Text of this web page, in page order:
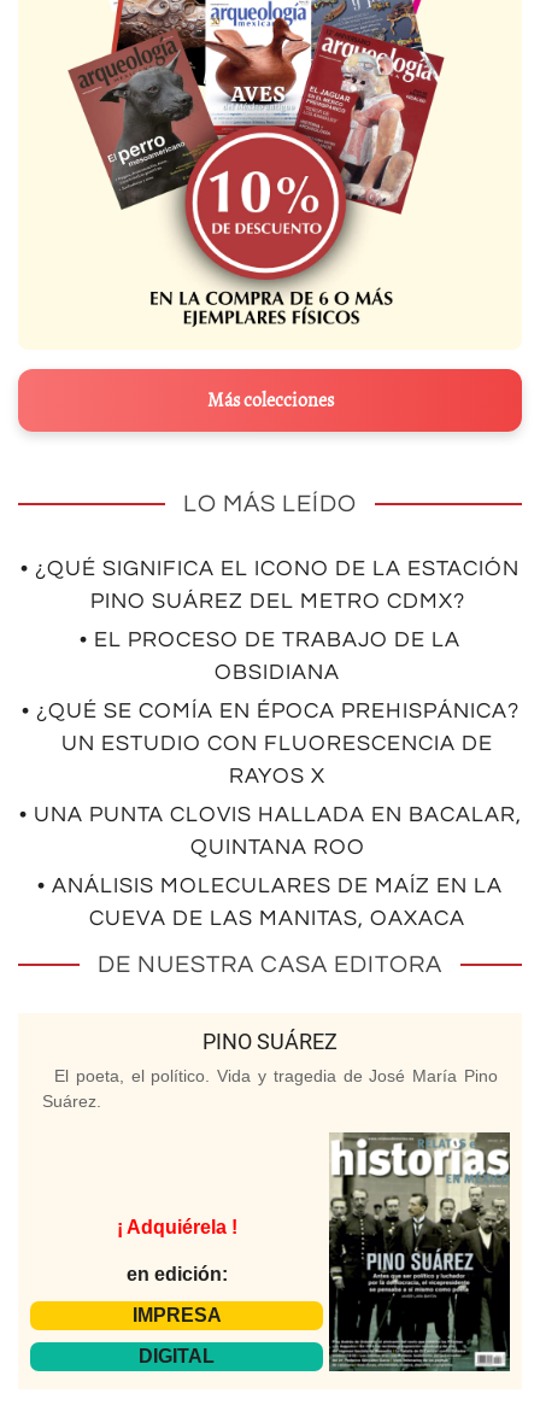
Más colecciones
LO MÁS LEÍDO
• ¿QUÉ SIGNIFICA EL ICONO DE LA ESTACIÓN
PINO SUÁREZ DEL METRO CDMX?
• EL PROCESO DE TRABAJO DE LA
OBSIDIANA
• ¿QUÉ SE COMÍA EN ÉPOCA PREHISPÁNICA?
UN ESTUDIO CON FLUORESCENCIA DE
RAYOS X
• UNA PUNTA CLOVIS HALLADA EN BACALAR,
QUINTANA ROO
• ANÁLISIS MOLECULARES DE MAÍZ EN LA
CUEVA DE LAS MANITAS, OAXACA
DE NUESTRA CASA EDITORA
PINO SUÁREZ
El poeta, el político. Vida y tragedia de José María Pino
Suárez.
¡ Adquiérela !
en edición:
IMPRESA
DIGITAL